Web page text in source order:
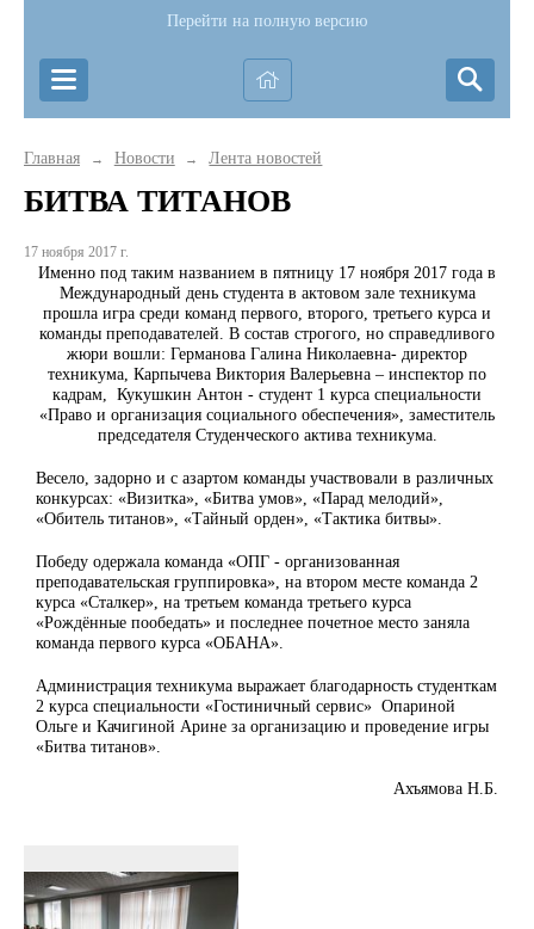
Перейти на полную версию
Главная → Новости → Лента новостей
БИТВА ТИТАНОВ
17 ноября 2017 г.
Именно под таким названием в пятницу 17 ноября 2017 года в
Международный день студента в актовом зале техникума
прошла игра среди команд первого, второго, третьего курса и
команды преподавателей. В состав строгого, но справедливого
жюри вошли: Германова Галина Николаевна- директор
техникума, Карпычева Виктория Валерьевна – инспектор по
кадрам, Кукушкин Антон - студент 1 курса специальности
«Право и организация социального обеспечения», заместитель
председателя Студенческого актива техникума.
Весело, задорно и с азартом команды участвовали в различных
конкурсах: «Визитка», «Битва умов», «Парад мелодий»,
«Обитель титанов», «Тайный орден», «Тактика битвы».
Победу одержала команда «ОПГ - организованная
преподавательская группировка», на втором месте команда 2
курса «Сталкер», на третьем команда третьего курса
«Рождённые пообедать» и последнее почетное место заняла
команда первого курса «ОБАНА».
Администрация техникума выражает благодарность студенткам
2 курса специальности «Гостиничный сервис» Опариной
Ольге и Качигиной Арине за организацию и проведение игры
«Битва титанов».
Ахъямова Н.Б.